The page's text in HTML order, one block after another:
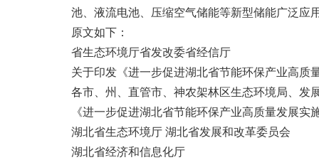
池、液流电池、压缩空气储能等新型储能广泛应
原文如下：
省生态环境厅省发改委省经信厅
关于印发《进一步促进湖北省节能环保产业高质
各市、州、直管市、神农架林区生态环境局、发
《进一步促进湖北省节能环保产业高质量发展
湖北省生态环境厅 湖北省发展和改革委员会
湖北省经济和信息化厅